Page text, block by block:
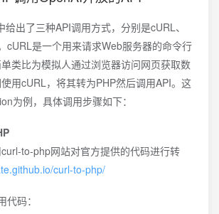
出了三种API调用方式，分别是cURL、
cURL是一个用来请求Web服务器的命令行
类比为模拟人通过浏览器访问网页获取数
用cURL，将其转为PHP然后调用API。这
为例，具体调用步骤如下：
to-php网站对官方提供的代码进行转
curl-to-php/
码：